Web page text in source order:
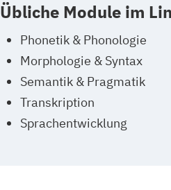
Übliche Module im
Phonetik & Phonologie
Morphologie & Syntax
Semantik & Pragmatik
Transkription
Sprachentwicklung